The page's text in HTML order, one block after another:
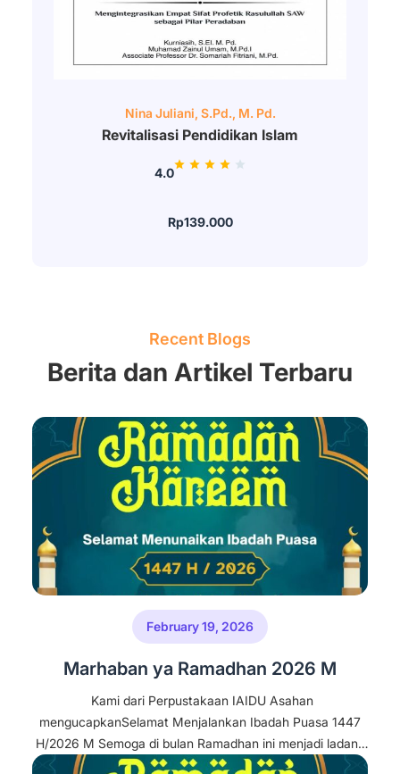
Nina Juliani, S.Pd., M. Pd.
Revitalisasi Pendidikan Islam
4.0
Rp139.000
Recent Blogs
Berita dan Artikel Terbaru
February 19, 2026
Marhaban ya Ramadhan 2026 M
Kami dari Perpustakaan IAIDU Asahan
mengucapkanSelamat Menjalankan Ibadah Puasa 1447
H/2026 M Semoga di bulan Ramadhan ini menjadi ladang
pahala, penghapus dosa, dan penguat iman. Mari hiasi